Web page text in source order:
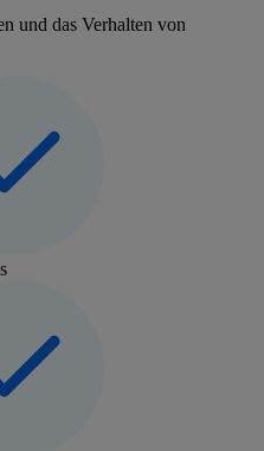
und das Verhalten von